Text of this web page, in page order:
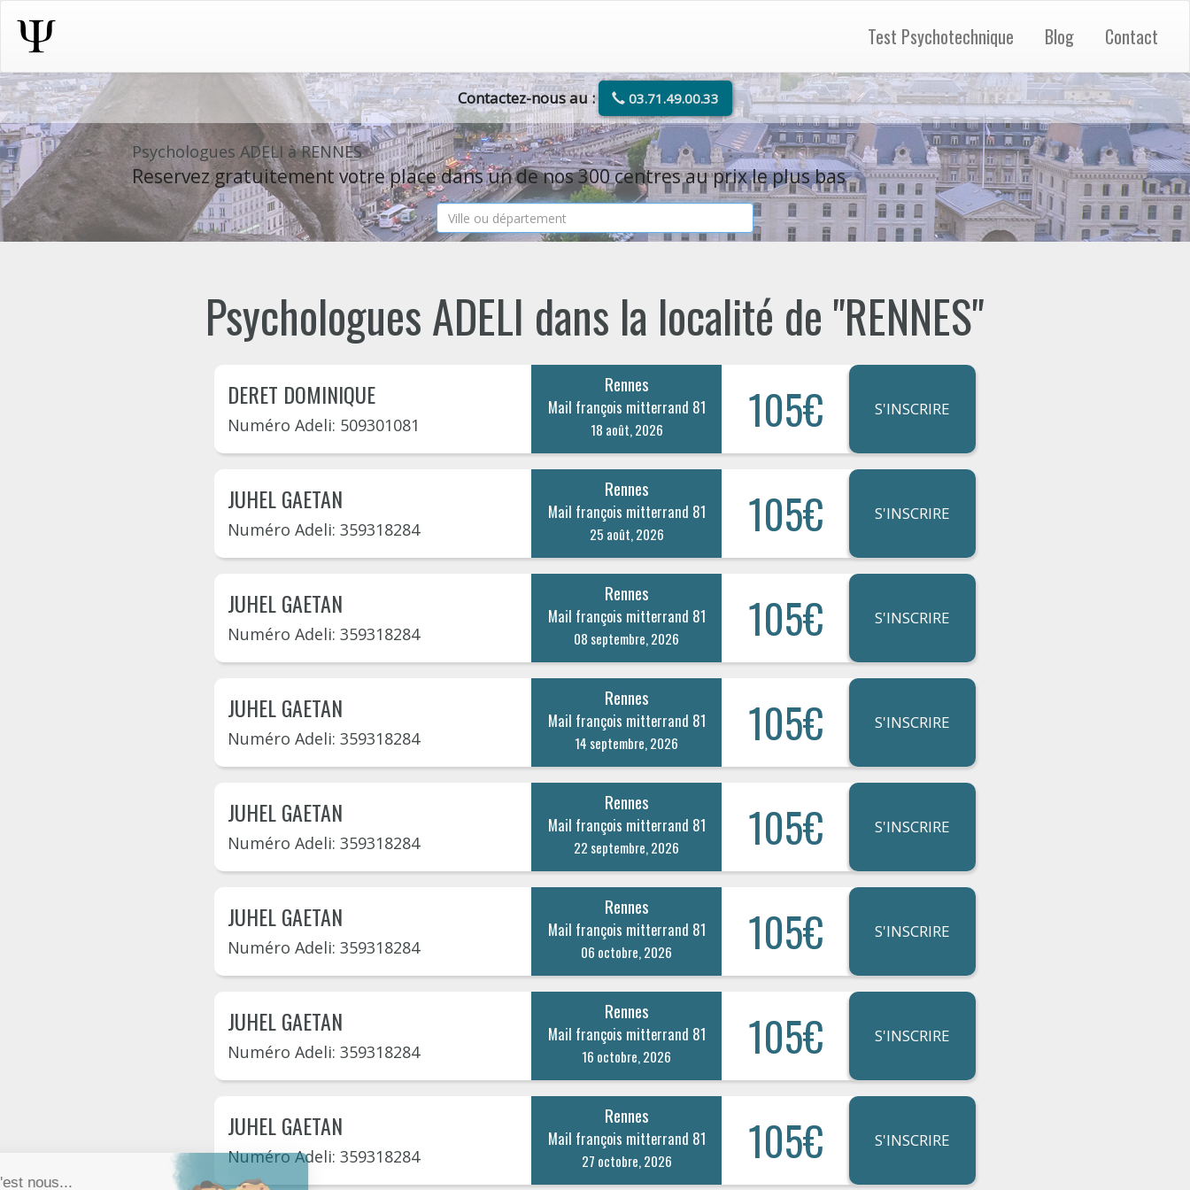
Test Psychotechnique Blog Contact
Contactez-nous au : 03.71.49.00.33
Psychologues ADELI à RENNES
Reservez gratuitement votre place dans un de nos 300 centres au prix le plus bas
Psychologues ADELI dans la localité de "RENNES"
DERET DOMINIQUE
Numéro Adeli: 509301081
Rennes
Mail françois mitterrand 81
18 août, 2026 105€ S'INSCRIRE
JUHEL GAETAN
Numéro Adeli: 359318284
Rennes
Mail françois mitterrand 81
25 août, 2026 105€ S'INSCRIRE
JUHEL GAETAN
Numéro Adeli: 359318284
Rennes
Mail françois mitterrand 81
08 septembre, 2026 105€ S'INSCRIRE
JUHEL GAETAN
Numéro Adeli: 359318284
Rennes
Mail françois mitterrand 81
14 septembre, 2026 105€ S'INSCRIRE
JUHEL GAETAN
Numéro Adeli: 359318284
Rennes
Mail françois mitterrand 81
22 septembre, 2026 105€ S'INSCRIRE
JUHEL GAETAN
Numéro Adeli: 359318284
Rennes
Mail françois mitterrand 81
06 octobre, 2026 105€ S'INSCRIRE
JUHEL GAETAN
Numéro Adeli: 359318284
Rennes
Mail françois mitterrand 81
16 octobre, 2026 105€ S'INSCRIRE
JUHEL GAETAN
Numéro Adeli: 359318284
Rennes
Mail françois mitterrand 81
27 octobre, 2026 105€ S'INSCRIRE